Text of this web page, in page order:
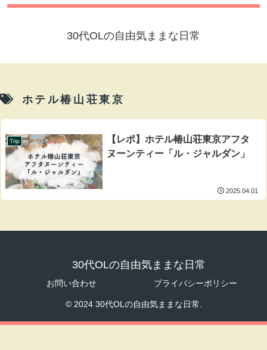
30代OLの自由気ままな日常
ホテル椿山荘東京
Trip
【レポ】ホテル椿山荘東京アフタ
ヌーンティー「ル・ジャルダン」
2025.04.01
30代OLの自由気ままな日常
お問い合わせ プライバシーポリシー
© 2024 30代OLの自由気ままな日常.